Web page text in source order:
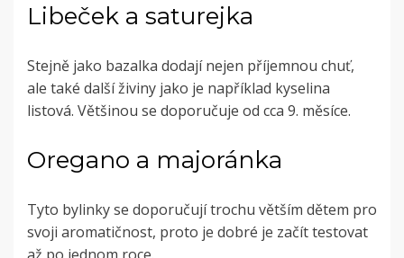
Libeček a saturejka
Stejně jako bazalka dodají nejen příjemnou chuť,
ale také další živiny jako je například kyselina
listová. Většinou se doporučuje od cca 9. měsíce.
Oregano a majoránka
Tyto bylinky se doporučují trochu větším dětem pro
svoji aromatičnost, proto je dobré je začít testovat